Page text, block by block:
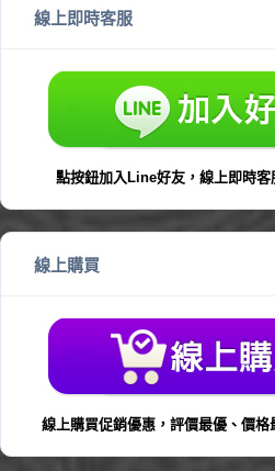
線上即時客服
點按鈕加入Line好友，線上即時客
線上購買
線上購買促銷優惠，評價最優、價格